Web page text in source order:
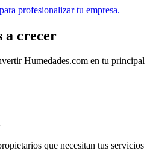
profesionalizar tu empresa.
a crecer
Humedades.com en tu principal
que necesitan tus servicios